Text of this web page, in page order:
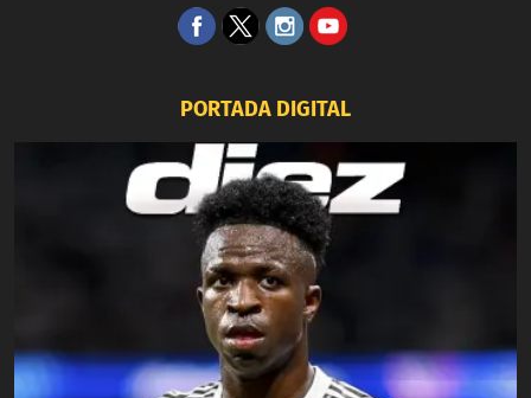
PORTADA DIGITAL